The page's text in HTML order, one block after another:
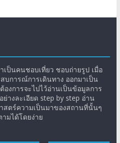
เป็นคนชอบเที่ยว ชอบถ่ายรูป เมื่อ
บการณ์การเดินทาง ออกมาเป็น
องการจะไปไว้อ่านเป็นข้อมูลการ
ย่างละเอียด step by step อ่าน
สตร์ความเป็นมาของสถานที่นั้นๆ
มได้โดยง่าย